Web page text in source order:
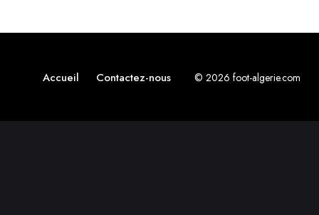
Accueil Contactez-nous © 2026 foot-algerie.com